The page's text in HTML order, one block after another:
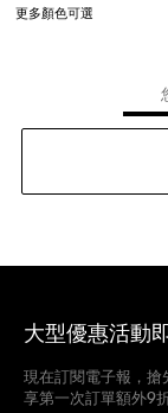
更多顏色可選
大型優惠活動
現在訂閱電子報，搶
享第一次訂單額外9折